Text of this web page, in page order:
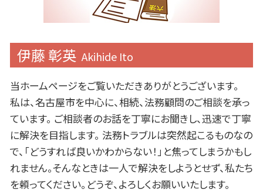
伊藤 彰英 Akihide Ito
当ホームページをご覧いただきありがとうございます。
私は、名古屋市を中心に、相続、法務顧問のご相談を承っ
ています。 ご相談者のお話を丁寧にお聞きし、迅速で丁寧
に解決を目指します。 法務トラブルは突然起こるものなの
で、「どうすれば良いかわからない！」と焦ってしまうかもし
れません。そんなときは一人で解決をしようとせず、私たち
を頼ってください。どうぞ、よろしくお願いいたします。